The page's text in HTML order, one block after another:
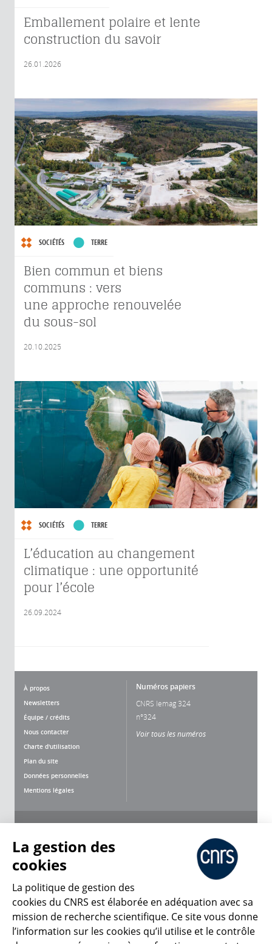
Emballement polaire et lente
construction du savoir
26.01.2026
SOCIÉTÉS TERRE
Bien commun et biens
communs : vers
une approche renouvelée
du sous-sol
20.10.2025
SOCIÉTÉS TERRE
L’éducation au changement
climatique : une opportunité
pour l’école
26.09.2024
À propos
Newsletters
Équipe / crédits
Nous contacter
Charte d'utilisation
Plan du site
Données personnelles
Mentions légales
Numéros papiers
CNRS lemag 324
n°324
Voir tous les numéros
CNRS Le Mag
La gestion des
cookies
La politique de gestion des
cookies du CNRS est élaborée en adéquation avec sa
mission de recherche scientifique. Ce site vous donne
l’information sur les cookies qu’il utilise et le contrôle